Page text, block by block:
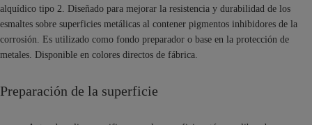
alquídico tipo 2. Diseñado para mejorar la resistencia y durabilidad de los
esmaltes sobre superficies metálicas al contener pigmentos inhibidores de la
corrosión. Es utilizado como fondo preparador o base en la protección de
metales. Disponible en colores directos de fábrica.
Preparación de la superficie